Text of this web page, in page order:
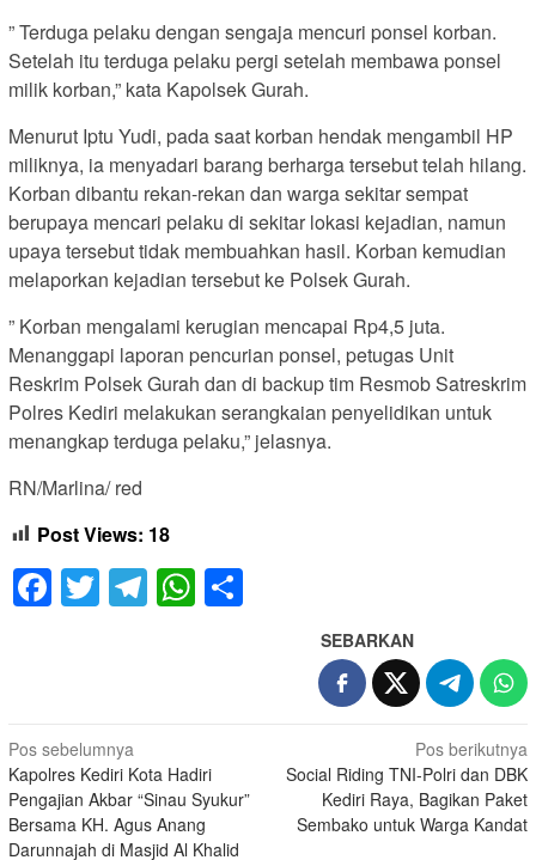
” Terduga pelaku dengan sengaja mencuri ponsel korban.
Setelah itu terduga pelaku pergi setelah membawa ponsel
milik korban,” kata Kapolsek Gurah.
Menurut Iptu Yudi, pada saat korban hendak mengambil HP
miliknya, ia menyadari barang berharga tersebut telah hilang.
Korban dibantu rekan-rekan dan warga sekitar sempat
berupaya mencari pelaku di sekitar lokasi kejadian, namun
upaya tersebut tidak membuahkan hasil. Korban kemudian
melaporkan kejadian tersebut ke Polsek Gurah.
” Korban mengalami kerugian mencapai Rp4,5 juta.
Menanggapi laporan pencurian ponsel, petugas Unit
Reskrim Polsek Gurah dan di backup tim Resmob Satreskrim
Polres Kediri melakukan serangkaian penyelidikan untuk
menangkap terduga pelaku,” jelasnya.
RN/Marlina/ red
Post Views: 18
Facebook
TwitterTelegram
WhatsApp
SEBARKAN
Navigasi
pos
Pos sebelumnya
Kapolres Kediri Kota Hadiri
Pengajian Akbar “Sinau Syukur”
Bersama KH. Agus Anang
Darunnajah di Masjid Al Khalid
Pos berikutnya
Social Riding TNI-Polri dan DBK
Kediri Raya, Bagikan Paket
Sembako untuk Warga Kandat